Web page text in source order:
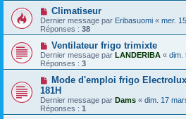
Climatiseur
Dernier message par Eribasuomi « mer.
Réponses : 38
Ventilateur frigo trimixte
Dernier message par LANDERIBA « dim.
Réponses : 3
Mode d'emploi frigo Electrolux
181H
Dernier message par Dams « dim. 17
Réponses : 1